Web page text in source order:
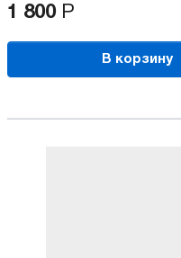
1 800 Р
В корзину